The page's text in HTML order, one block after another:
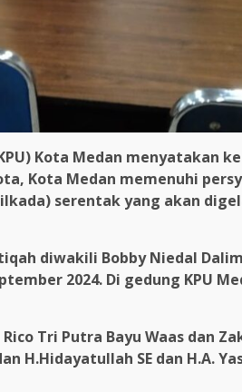
Kota Medan menyatakan
Kota Medan memenuhi
serentak yang akan
diwakili Bobby Niedal
2024. Di gedung KPU
Tri Putra Bayu Waas dan
H.Hidayatullah SE dan H.A.